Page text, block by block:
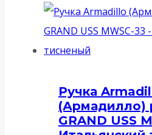
Ручка
(Армадилло)
GRAND USS